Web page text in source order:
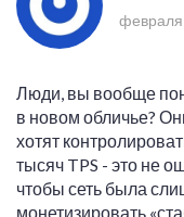
февраля
Люди, вы вообще
в новом обличье?
хотят
тысяч TPS - это не
чтобы сеть была
монетизировать